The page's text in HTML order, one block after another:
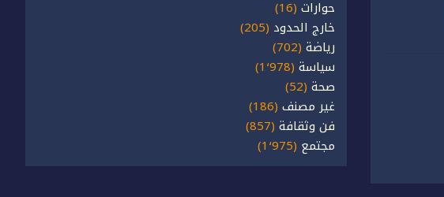
حوارات (16)
خارج الحدود (205)
رياضة (702)
سياسة (1٬978)
صحة (52)
غير مصنف (186)
فن وثقافة (857)
مجتمع (1٬975)